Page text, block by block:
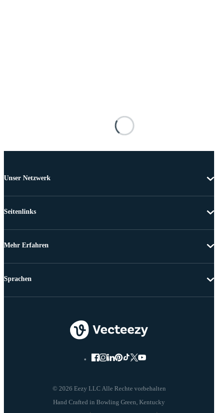
Unser Netzwerk
Seitenlinks
Mehr Erfahren
© 2026 Eezy LLC Alle Rechte vorbehalten
Sprachen